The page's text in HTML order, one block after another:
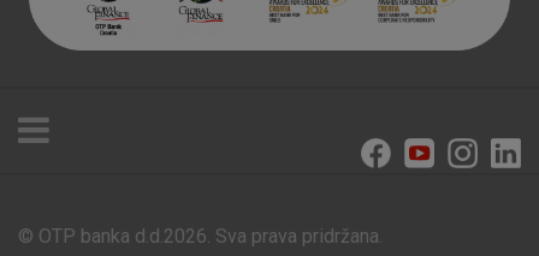
Poslovnice i bankomati
© OTP banka d.d.2026. Sva prava pridržana.